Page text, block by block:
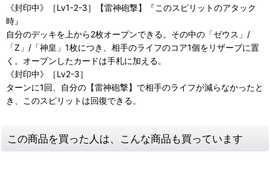
《封印中》［Lv1-2-3］【雷神砲撃】『このスピリットのアタック
時』
自分のデッキを上から2枚オープンできる。その中の「ゼウス」/
「Z」/「神皇」1枚につき、相手のライフのコア1個をリザーブに置
く。オープンしたカードは手札に加える。
《封印中》［Lv2-3］
ターンに1回、自分の【雷神砲撃】で相手のライフが減らなかったと
き、このスピリットは回復できる。
この商品を買った人は、こんな商品も買っています